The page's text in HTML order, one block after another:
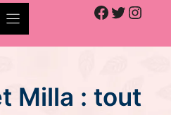
Facebook
Twitter
Milla : tout